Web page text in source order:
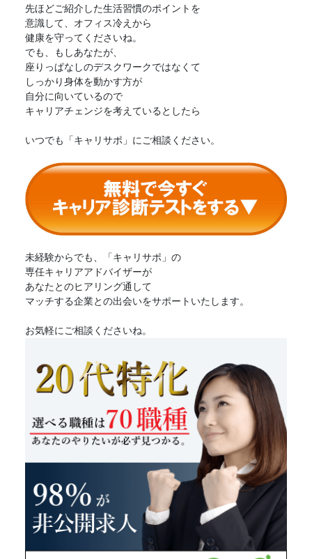
先ほどご紹介した生活習慣のポイントを
意識して、オフィス冷えから
健康を守ってくださいね。
でも、もしあなたが、
座りっぱなしのデスクワークではなくて
しっかり身体を動かす方が
自分に向いているので
キャリアチェンジを考えているとしたら
いつでも「キャリサポ」にご相談ください。
未経験からでも、「キャリサポ」の
専任キャリアアドバイザーが
あなたとのヒアリング通して
マッチする企業との出会いをサポートいたします。
お気軽にご相談くださいね。